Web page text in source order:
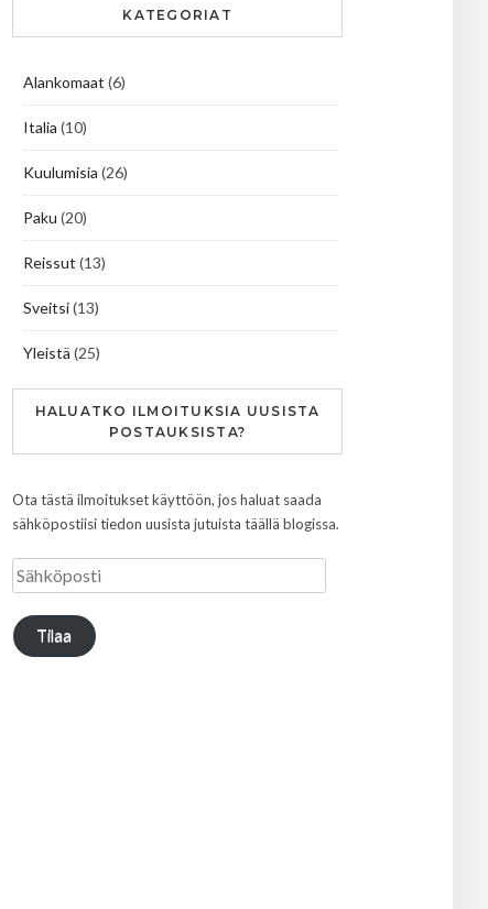
KATEGORIAT
Alankomaat (6)
Italia (10)
Kuulumisia (26)
Paku (20)
Reissut (13)
Sveitsi(13)
Yleistä (25)
HALUATKO ILMOITUKSIA UUSISTA
POSTAUKSISTA?
Ota tästä ilmoitukset käyttöön, jos haluat saada
sähköpostiisi tiedon uusista jutuista täällä blogissa.
Tilaa